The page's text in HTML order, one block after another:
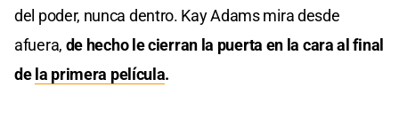
del poder, nunca dentro. Kay Adams mira desde
afuera, de hecho le cierran la puerta en la cara al final
dela primera película.